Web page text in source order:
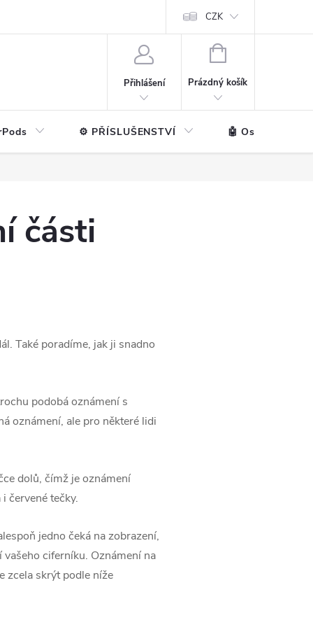
CZK
Přihlášení
NÁKUPNÍ
Prázdný košík
⚙️ PŘÍSLUŠENSTVÍ 🤖 Ostatní
části
Také poradíme, jak ji snadno
podobá oznámení s
oznámení, ale pro některé lidi
dolů, čímž je oznámení
červené tečky.
jedno čeká na zobrazení,
ciferníku. Oznámení na
zcela skrýt podle níže